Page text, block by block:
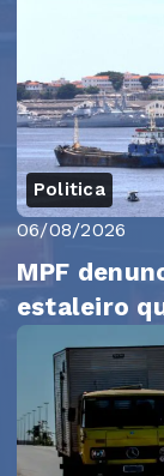
Politica
06/08/2026
MPF
estaleiro